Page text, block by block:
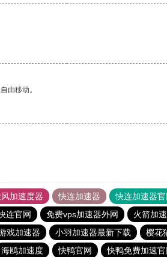
由移动。
加速度器 快连加速器 快连加速器官
连官网 免费vps加速器外网 火箭加
戏加速器 小羽加速器最新下载 樱花
海鸥加速度 快鸭官网 快鸭免费加速官